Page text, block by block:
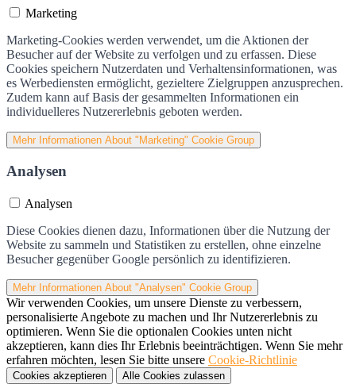
Marketing
Marketing-Cookies werden verwendet, um die Aktionen der
Besucher auf der Website zu verfolgen und zu erfassen. Diese
Cookies speichern Nutzerdaten und Verhaltensinformationen, was
es Werbediensten ermöglicht, gezieltere Zielgruppen anzusprechen.
Zudem kann auf Basis der gesammelten Informationen ein
individuelleres Nutzererlebnis geboten werden.
Mehr Informationen About "Marketing" Cookie Group
Analysen
Analysen
Diese Cookies dienen dazu, Informationen über die Nutzung der
Website zu sammeln und Statistiken zu erstellen, ohne einzelne
Besucher gegenüber Google persönlich zu identifizieren.
Mehr Informationen About "Analysen" Cookie Group
Wir verwenden Cookies, um unsere Dienste zu verbessern,
personalisierte Angebote zu machen und Ihr Nutzererlebnis zu
optimieren. Wenn Sie die optionalen Cookies unten nicht
akzeptieren, kann dies Ihr Erlebnis beeinträchtigen. Wenn Sie mehr
erfahren möchten, lesen Sie bitte unsere Cookie-Richtlinie
Cookies akzeptieren Alle Cookies zulassen